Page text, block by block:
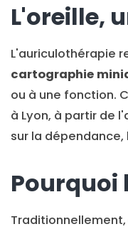
L'oreille,
L'auriculothérapie
cartographie
ou à une fonction.
à Lyon, à partir de
sur la
Pourquoi